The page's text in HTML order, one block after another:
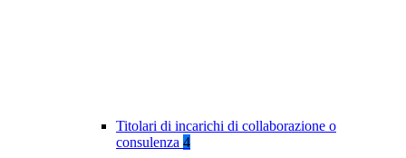
Titolari di incarichi di collaborazione o
consulenza 4